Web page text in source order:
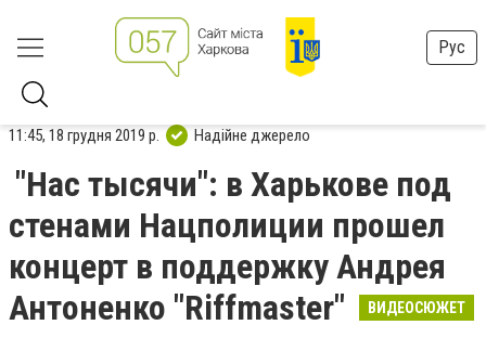
Рус
11:45, 18 грудня 2019 р. Надійне джерело
"Нас тысячи": в Харькове под
стенами Нацполиции прошел
концерт в поддержку Андрея
Антоненко "Riffmaster"
ВИДЕОСЮЖЕТ